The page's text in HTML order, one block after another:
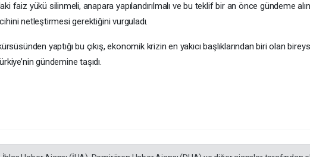
faiz yükü silinmeli, anapara yapılandırılmalı ve bu teklif bir an önce gündeme
netleştirmesi gerektiğini vurguladı.
yaptığı bu çıkış, ekonomik krizin en yakıcı başlıklarından biri olan
gündemine taşıdı.